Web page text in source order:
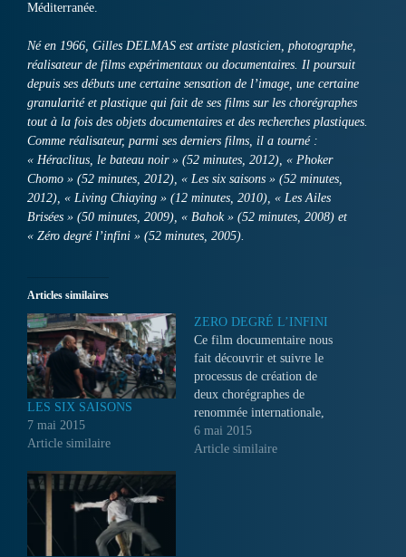
Méditerranée.
Né en 1966, Gilles DELMAS est artiste plasticien, photographe,
réalisateur de films expérimentaux ou documentaires. Il poursuit
depuis ses débuts une certaine sensation de l’image, une certaine
granularité et plastique qui fait de ses films sur les chorégraphes
tout à la fois des objets documentaires et des recherches plastiques.
Comme réalisateur, parmi ses derniers films, il a tourné :
« Héraclitus, le bateau noir » (52 minutes, 2012), « Phoker
Chomo » (52 minutes, 2012), « Les six saisons » (52 minutes,
2012), « Living Chiaying » (12 minutes, 2010), « Les Ailes
Brisées » (50 minutes, 2009), « Bahok » (52 minutes, 2008) et
« Zéro degré l’infini » (52 minutes, 2005).
Articles similaires
LES SIX SAISONS
7 mai 2015
Article similaire
ZERO DEGRÉ L’INFINI
Ce film documentaire nous
fait découvrir et suivre le
processus de création de
deux chorégraphes de
renommée internationale,
Sidi Larbi Cherkaoui et
Akram Khan, leur contact,
6 mai 2015
Article similaire